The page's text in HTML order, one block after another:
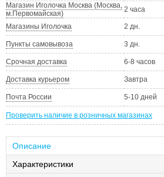
Магазин Иголочка Москва (Москва,
м.Первомайская)
2 часа
Магазины Иголочка 2 дн.
Пункты самовывоза 3 дн.
Срочная доставка 6-8 часов
Доставка курьером Завтра
Почта России 5-10 дней
Проверить наличие в розничных магазинах
Описание
Характеристики